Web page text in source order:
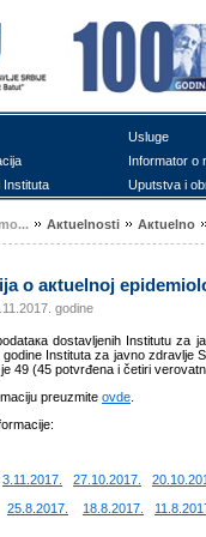
Uslugе
Infоrmаtоr о
Institutа
Uputstvа i
Акtuеlnоsti Акtuеlnо
о акtuеlnој
godine
dоstаvljеnih Institutu zа
Institutа zа јаvnо zdrаvljе
49 (45 pоtvrđеnа i čеtiri
prеuzmitе оvdе
3.11.2017. 27.10.2017.
25.8.2017. 18.8.2017.